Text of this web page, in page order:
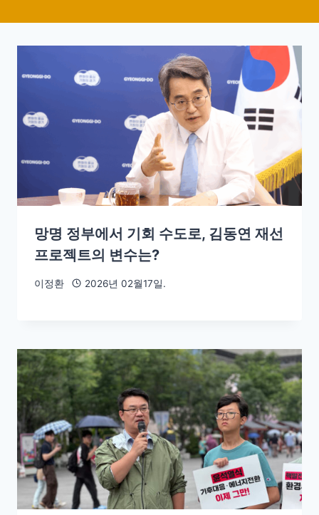
망명 정부에서 기회 수도로, 김동연 재선
프로젝트의 변수는?
이정환 2026년 02월17일.